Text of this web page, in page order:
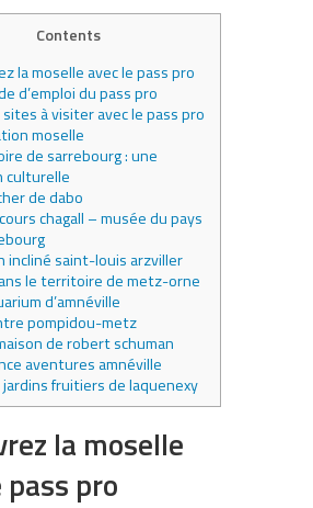
Contents
la moselle avec le pass pro
d’emploi du pass pro
sites à visiter avec le pass pro
moselle
de sarrebourg : une
culturelle
de dabo
chagall – musée du pays
incliné saint-louis arzviller
le territoire de metz-orne
d’amnéville
pompidou-metz
de robert schuman
aventures amnéville
jardins fruitiers de laquenexy
la moselle
pass pro